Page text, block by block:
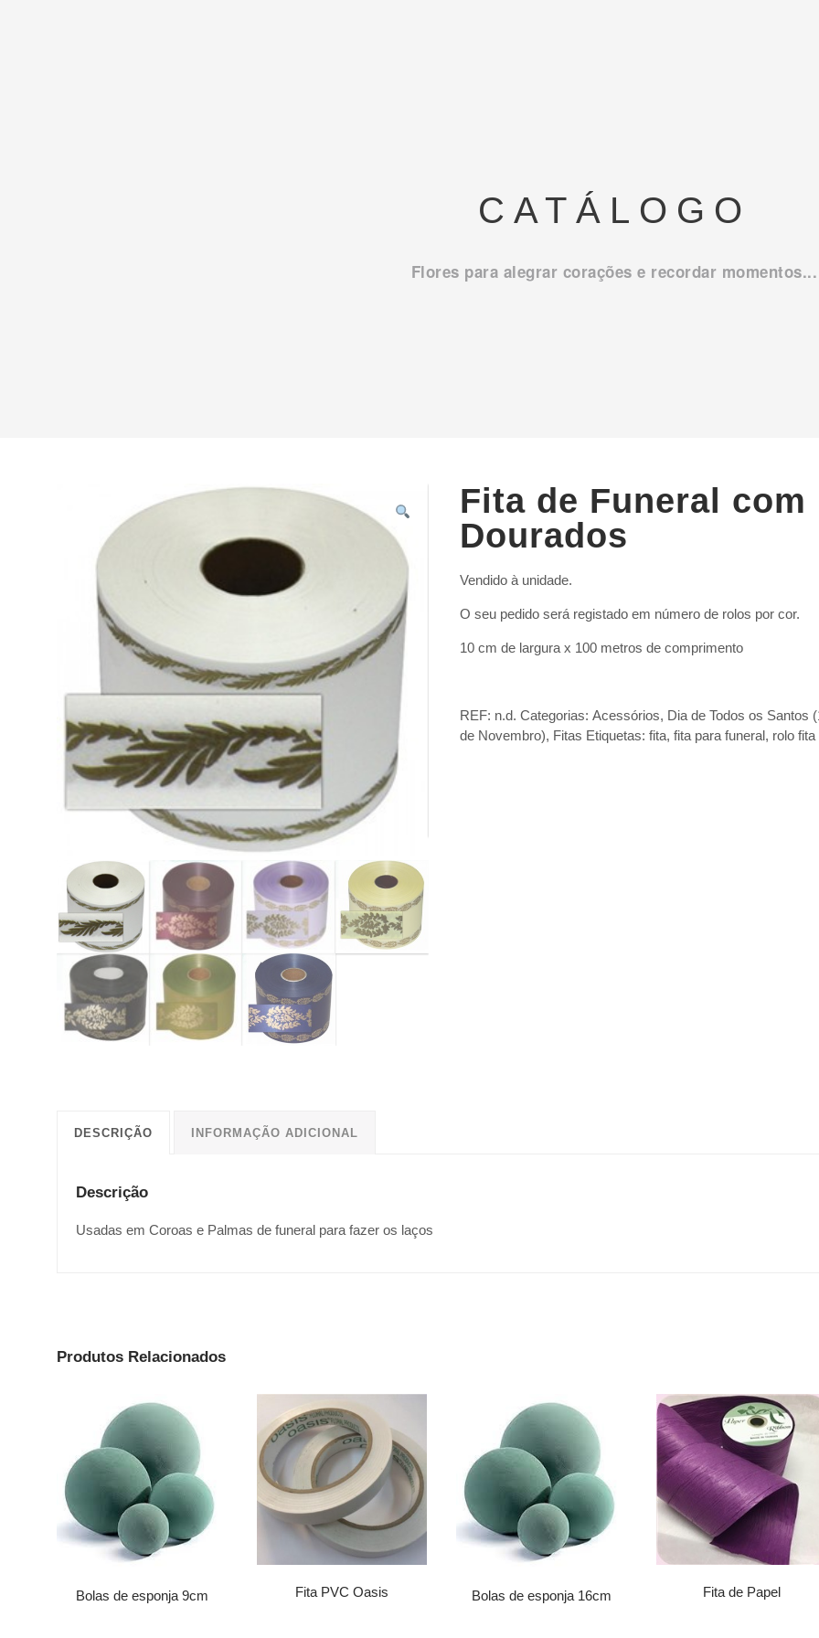
CATÁLOGO
Flores para alegrar corações e recordar momentos...
Fita de Funeral com
Dourados
Vendido à unidade.
O seu pedido será registado em número de rolos por cor.
10 cm de largura x 100 metros de comprimento
REF: n.d. Categorias: Acessórios, Dia de Todos os Santos
de Novembro), Fitas Etiquetas: fita, fita para funeral, rolo fita
DESCRIÇÃO INFORMAÇÃO ADICIONAL
Descrição
Usadas em Coroas e Palmas de funeral para fazer os laços
Produtos Relacionados
Bolas de esponja 9cm Fita PVC Oasis Bolas de esponja 16cm Fita de Papel